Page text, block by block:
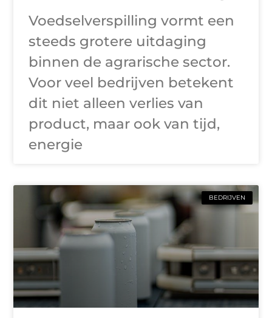
Voedselverspilling vormt een
steeds grotere uitdaging
binnen de agrarische sector.
Voor veel bedrijven betekent
dit niet alleen verlies van
product, maar ook van tijd,
energie
BEDRIJVEN